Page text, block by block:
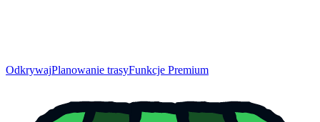
OdkrywajPlanowanie trasyFunkcje Premium